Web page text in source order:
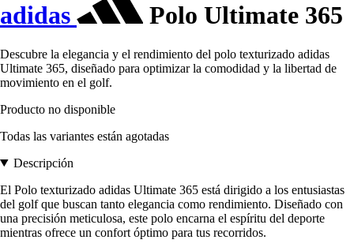
adidas Polo Ultimate 365
Descubre la elegancia y el rendimiento del polo texturizado adidas
Ultimate 365, diseñado para optimizar la comodidad y la libertad de
movimiento en el golf.
Producto no disponible
Todas las variantes están agotadas
Descripción
El Polo texturizado adidas Ultimate 365 está dirigido a los entusiastas
del golf que buscan tanto elegancia como rendimiento. Diseñado con
una precisión meticulosa, este polo encarna el espíritu del deporte
mientras ofrece un confort óptimo para tus recorridos.